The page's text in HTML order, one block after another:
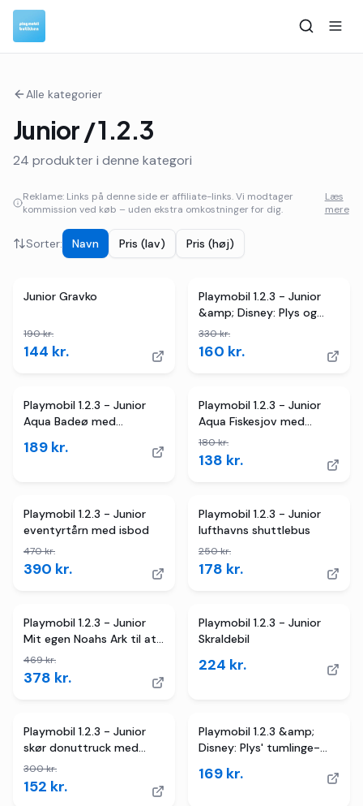
Alle kategorier
Junior / 1.2.3
24 produkter i denne kategori
Reklame: Links på denne side er affiliate-links. Vi modtager
kommission ved køb – uden ekstra omkostninger for dig.
Læs
mere
Sorter: Navn Pris (lav) Pris (høj)
3butikker
Junior Gravko
190kr.
144 kr.
TILBUD
2butikker
Playmobil 1.2.3 - Junior
&amp; Disney: Plys og
tigers bigård
330kr.
160 kr.
Playmobil 1.2.3 - Junior
Aqua Badeø med
189 kr.
TILBUD
2butikker
Playmobil 1.2.3 - Junior
Aqua Fiskesjov med
havdyr
180kr.
138 kr.
TILBUD
2butikker
Playmobil 1.2.3 - Junior
eventyrtårn med isbod
470kr.
390 kr.
TILBUD
3butikker
Playmobil 1.2.3 - Junior
lufthavns shuttlebus
250kr.
178 kr.
TILBUD
3butikker
Playmobil 1.2.3 - Junior
Mit egen Noahs Ark til at
tage med
469kr.
378 kr.
Playmobil 1.2.3 - Junior
Skraldebil
224 kr.
TILBUD
2butikker
Playmobil 1.2.3 - Junior
skør donuttruck med
stablings- og
sorteringsfunktion
300kr.
152 kr.
Playmobil 1.2.3 &amp;
Disney: Plys' tumlinge-
169 kr.